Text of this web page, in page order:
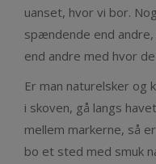
uanset, hvor vi bor.
spændende end
end andre med hvor
Er man naturelsker og
i skoven, gå langs
mellem markerne, så
bo et sted med smuk